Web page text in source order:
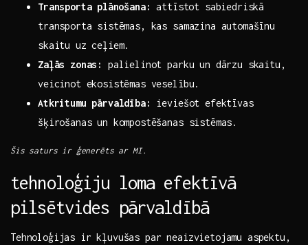
Transporta⁣ plānošana: attīstot sabiedriskā
transporta​ sistēmas, kas samazina automašīnu
skaitu uz ceļiem.
Zaļās zonas:
palielinot parku ‍un dārzu skaitu,
veicinot ekosistēmas ‌veselību.
Atkritumu pārvaldība:
ieviešot efektīvas
‍šķirošanas un kompostēšanas sistēmas.
Šis saturs ir ​ģenerēts ar MI.
tehnoloģiju loma efektīvā
pilsētvides pārvaldībā
Tehnoloģijas ir kļuvušas par neaizvietojamu aspektu,